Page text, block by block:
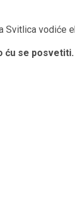
Svitlica vodiće
ću se